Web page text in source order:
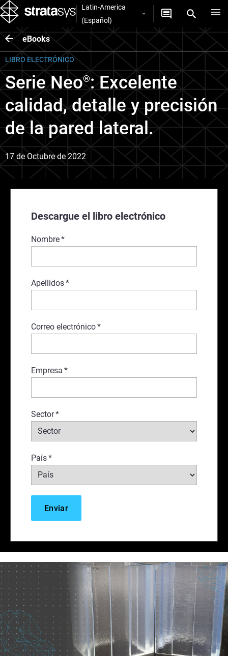
Latin-America
(Español)
eBooks
Descargue el libro electrónico
Nombre*
Apellidos*
Correo electrónico*
Empresa *
Sector*
País*
LIBRO ELECTRÓNICO
Serie Neo®: Excelente
calidad, detalle y precisión
de la pared lateral.
17 de Octubre de 2022